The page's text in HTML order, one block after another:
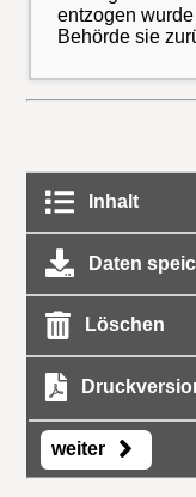
entzogen
Behörde sie
Inhalt
Daten
Löschen
weiter